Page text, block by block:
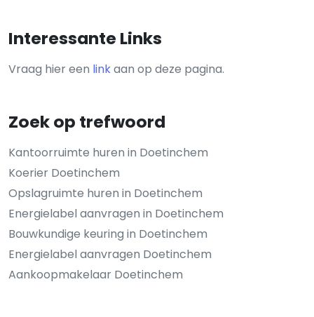
Interessante Links
Vraag hier een linkaan op deze pagina.
Zoek op trefwoord
Kantoorruimte huren in Doetinchem
Koerier Doetinchem
Opslagruimte huren in Doetinchem
Energielabel aanvragen in Doetinchem
Bouwkundige keuring in Doetinchem
Energielabel aanvragen Doetinchem
Aankoopmakelaar Doetinchem